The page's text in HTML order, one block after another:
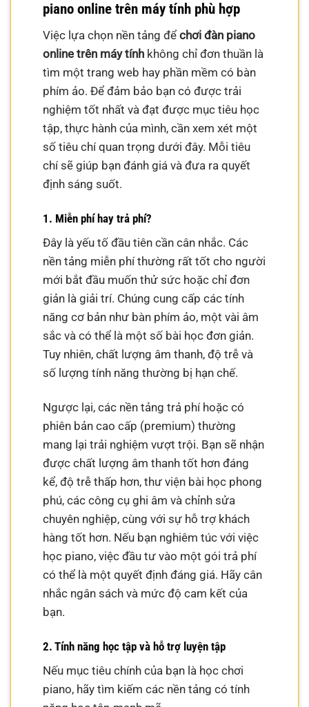
piano online trên máy tính phù hợp
Việc lựa chọn nền tảng đểchơi đàn piano
online trên máy tính không chỉ đơn thuần là
tìm một trang web hay phần mềm có bàn
phím ảo. Để đảm bảo bạn có được trải
nghiệm tốt nhất và đạt được mục tiêu học
tập, thực hành của mình, cần xem xét một
số tiêu chí quan trọng dưới đây. Mỗi tiêu
chí sẽ giúp bạn đánh giá và đưa ra quyết
định sáng suốt.
1. Miễn phí hay trả phí?
Đây là yếu tố đầu tiên cần cân nhắc. Các
nền tảng miễn phí thường rất tốt cho người
mới bắt đầu muốn thử sức hoặc chỉ đơn
giản là giải trí. Chúng cung cấp các tính
năng cơ bản như bàn phím ảo, một vài âm
sắc và có thể là một số bài học đơn giản.
Tuy nhiên, chất lượng âm thanh, độ trễ và
số lượng tính năng thường bị hạn chế.
Ngược lại, các nền tảng trả phí hoặc có
phiên bản cao cấp (premium) thường
mang lại trải nghiệm vượt trội. Bạn sẽ nhận
được chất lượng âm thanh tốt hơn đáng
kể, độ trễ thấp hơn, thư viện bài học phong
phú, các công cụ ghi âm và chỉnh sửa
chuyên nghiệp, cùng với sự hỗ trợ khách
hàng tốt hơn. Nếu bạn nghiêm túc với việc
học piano, việc đầu tư vào một gói trả phí
có thể là một quyết định đáng giá. Hãy cân
nhắc ngân sách và mức độ cam kết của
bạn.
2. Tính năng học tập và hỗ trợ luyện tập
Nếu mục tiêu chính của bạn là học chơi
piano, hãy tìm kiếm các nền tảng có tính